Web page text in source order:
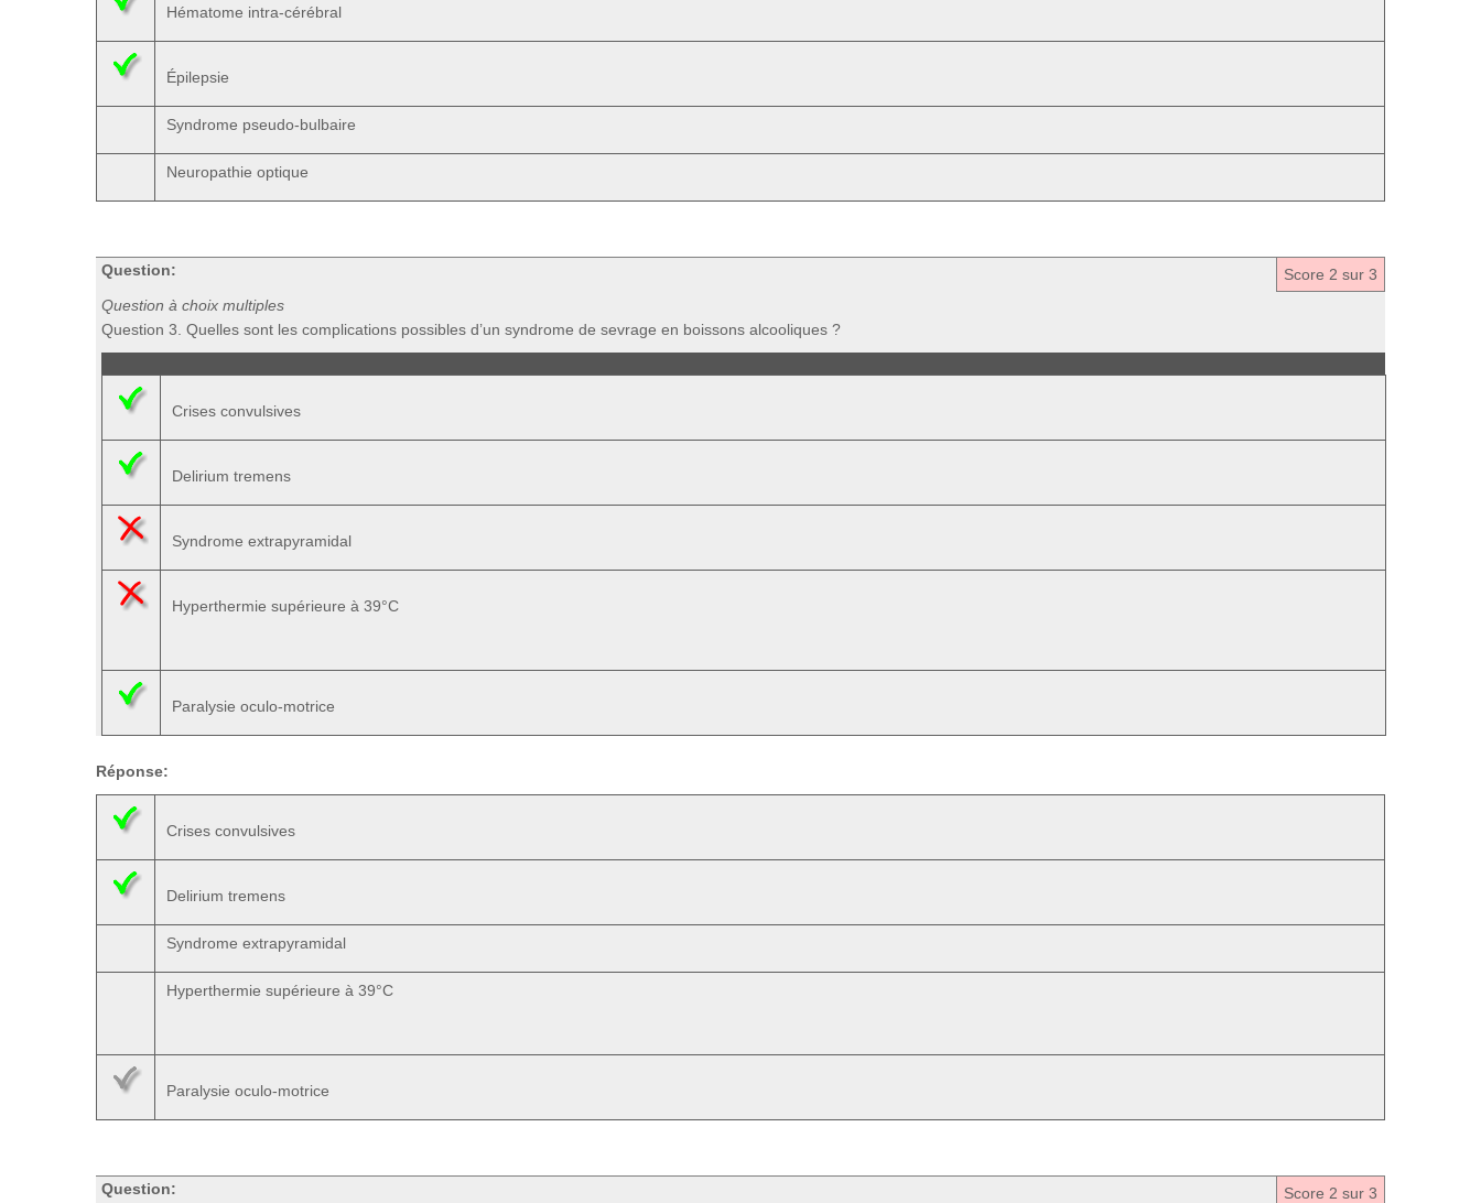
Hématome intra-cérébral
Épilepsie
Syndrome pseudo-bulbaire
Neuropathie optique
Score 2 sur 3
Question:
Question à choix multiples
Question 3. Quelles sont les complications possibles d’un syndrome de sevrage en boissons alcooliques ?
Crises convulsives
Delirium tremens
Syndrome extrapyramidal
Hyperthermie supérieure à 39°C
Paralysie oculo-motrice
Réponse:
Crises convulsives
Delirium tremens
Syndrome extrapyramidal
Hyperthermie supérieure à 39°C
Paralysie oculo-motrice
Score 2 sur 3
Question: